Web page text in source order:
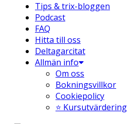
Tips & trix-bloggen
Podcast
FAQ
Hitta till oss
Deltagarcitat
Allmän info
Om oss
Bokningsvillkor
Cookiepolicy
⭐ Kursutvärdering